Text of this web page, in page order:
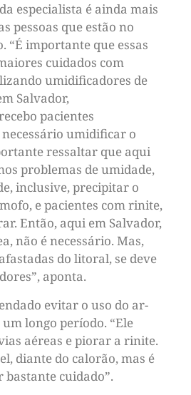
especialista é ainda mais
pessoas que estão no
“É importante que essas
cuidados com
umidificadores de
Salvador,
pacientes
umidificar o
ressaltar que aqui
problemas de umidade,
inclusive, precipitar o
e pacientes com rinite,
Então, aqui em Salvador,
não é necessário. Mas,
do litoral, se deve
aponta.
evitar o uso do ar-
longo período. “Ele
aéreas e piorar a rinite.
diante do calorão, mas é
cuidado”.